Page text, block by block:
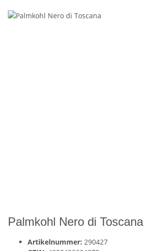
Palmkohl Nero di Toscana
Artikelnummer: 290427